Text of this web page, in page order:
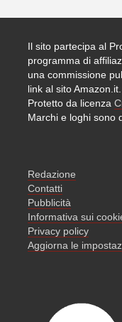
Il sito partecipa al
programma di
una commissione
link al sito Amazon.it.
Protetto da licenza
Marchi e loghi sono
Redazione
Contatti
Pubblicità
Informativa sui
Privacy policy
Aggiorna le